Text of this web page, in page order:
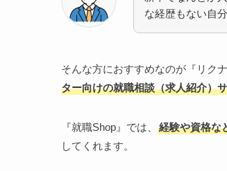
な経歴もない自
そんな方におすすめなのが『リク
ター向けの就職相談（求人紹介）
『就職Shop』では、 経験や資格な
してくれます。